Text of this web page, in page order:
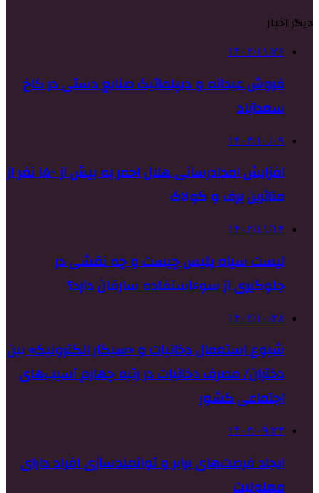
دیگر اخبار
۱۴۰۲/۱۱/۲۶
فروش عیدانه و دیپلماتیک صنایع دستی در کاخ
سعدآباد
۱۴۰۳/۱۰/۰۹
افزایش امدادرسانی هلال احمر به بیش از ۱۵۰۰ نفر از
متاثرین برف و کولاک
۱۴۰۲/۱۱/۱۴
لیست سیاه پلیس چیست و چه نقشی در
جلوگیری از سوءاستفاده سارقان دارد؟
۱۴۰۲/۱۰/۲۸
شیوع استعمال دخانیات و «سیگار الکترونیک» بین
دختران/ مصرف دخانیات در رتبه چهارم آسیب‌های
اجتماعی کشور
۱۴۰۳/۰۹/۲۳
ایجاد فرصت‌های برابر و توانمندسازی افراد دارای
معلولیت